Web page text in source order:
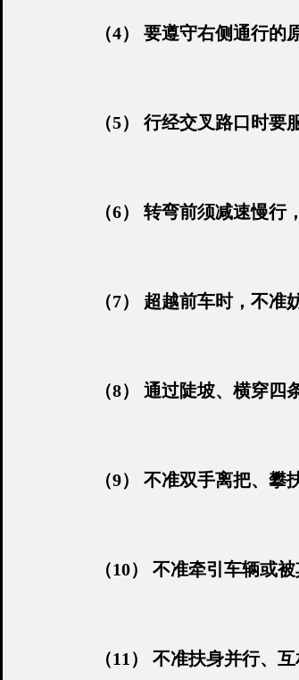
（4） 要遵守右侧通行的
（5） 行经交叉路口时要
（6） 转弯前须减速慢行
（7） 超越前车时，不准
（8） 通过陡坡、横穿四
（9） 不准双手离把、攀
（10） 不准牵引车辆或
（11） 不准扶身并行、